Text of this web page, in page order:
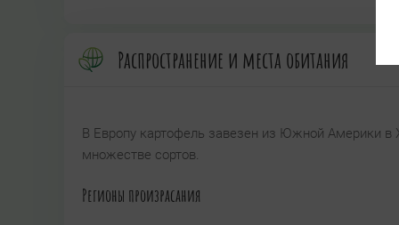
Распространение и места обитания
В Европу картофель завезен из Южной Америки
множестве сортов.
Регионы произрасания